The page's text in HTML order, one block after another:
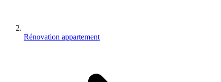
Rénovation appartement